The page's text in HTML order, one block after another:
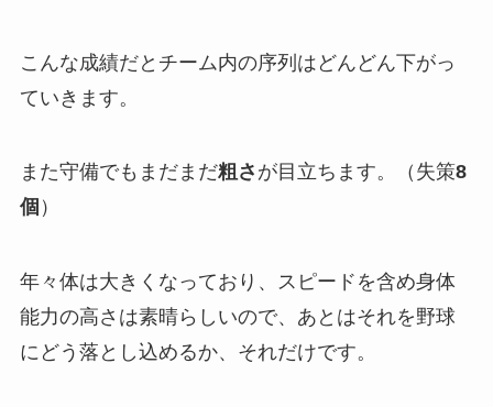
こんな成績だとチーム内の序列はどんどん下がっ
ていきます。
また守備でもまだまだ粗さ が目立ちます。（失策8
個 ）
年々体は大きくなっており、スピードを含め身体
能力の高さは素晴らしいので、あとはそれを野球
にどう落とし込めるか、それだけです。